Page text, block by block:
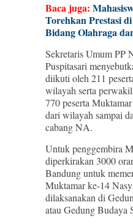
Baca juga:
Torehkan Prestasi
Bidang Olahraga
Sekretaris Umum PP
Puspitasari
diikuti oleh 211
wilayah serta
770 peserta
dari wilayah sampai
cabang NA.
Untuk penggembira
diperkirakan 3000
Bandung untuk
Muktamar ke-14
dilaksanakan di
atau Gedung Budaya